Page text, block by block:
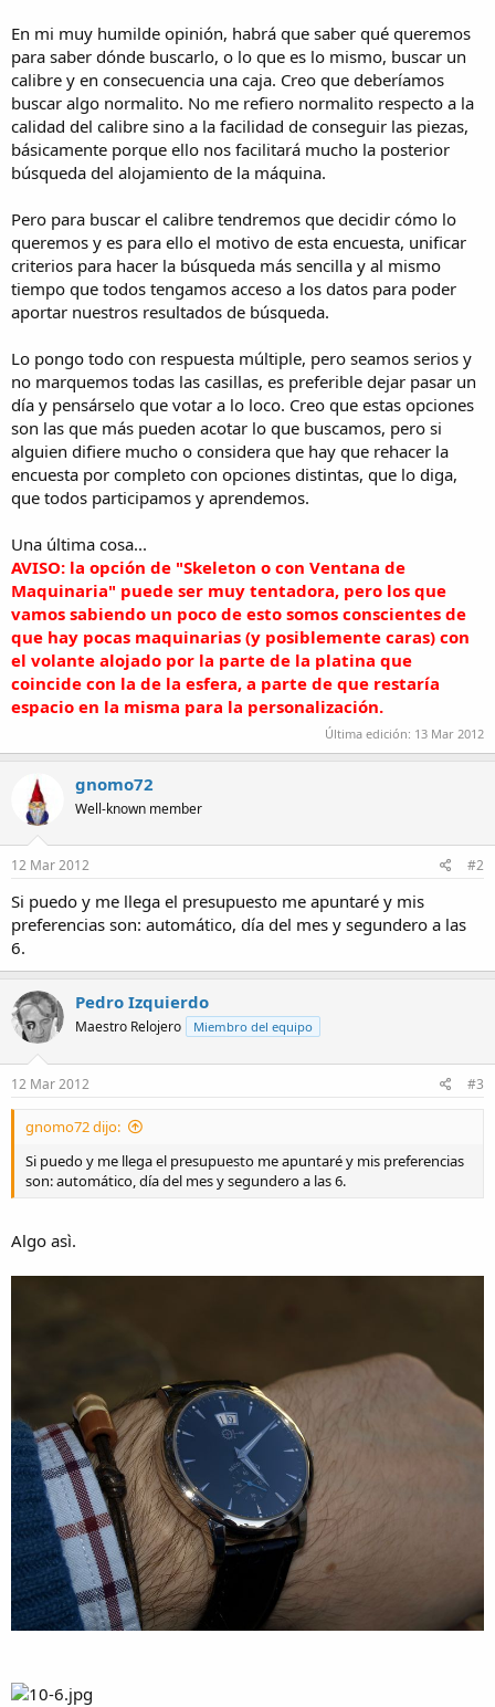
En mi muy humilde opinión, habrá que saber qué queremos
para saber dónde buscarlo, o lo que es lo mismo, buscar un
calibre y en consecuencia una caja. Creo que deberíamos
buscar algo normalito. No me refiero normalito respecto a la
calidad del calibre sino a la facilidad de conseguir las piezas,
básicamente porque ello nos facilitará mucho la posterior
búsqueda del alojamiento de la máquina.
Pero para buscar el calibre tendremos que decidir cómo lo
queremos y es para ello el motivo de esta encuesta, unificar
criterios para hacer la búsqueda más sencilla y al mismo
tiempo que todos tengamos acceso a los datos para poder
aportar nuestros resultados de búsqueda.
Lo pongo todo con respuesta múltiple, pero seamos serios y
no marquemos todas las casillas, es preferible dejar pasar un
día y pensárselo que votar a lo loco. Creo que estas opciones
son las que más pueden acotar lo que buscamos, pero si
alguien difiere mucho o considera que hay que rehacer la
encuesta por completo con opciones distintas, que lo diga,
que todos participamos y aprendemos.
Una última cosa...
AVISO: la opción de "Skeleton o con Ventana de
Maquinaria" puede ser muy tentadora, pero los que
vamos sabiendo un poco de esto somos conscientes de
que hay pocas maquinarias (y posiblemente caras) con
el volante alojado por la parte de la platina que
coincide con la de la esfera, a parte de que restaría
espacio en la misma para la personalización.
Última edición: 13 Mar 2012
gnomo72
Well-known member
12 Mar 2012 #2
Si puedo y me llega el presupuesto me apuntaré y mis
preferencias son: automático, día del mes y segundero a las
6.
Pedro Izquierdo
Maestro Relojero Miembro del equipo
12 Mar 2012 #3
gnomo72 dijo:
Si puedo y me llega el presupuesto me apuntaré y mis preferencias
son: automático, día del mes y segundero a las 6.
Algo asì.